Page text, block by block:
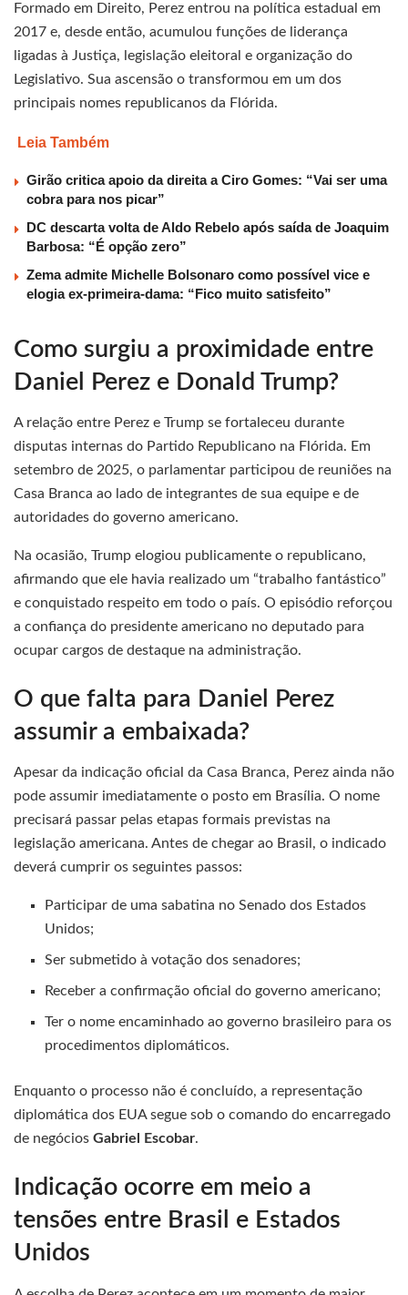
Formado em Direito, Perez entrou na política estadual em
2017 e, desde então, acumulou funções de liderança
ligadas à Justiça, legislação eleitoral e organização do
Legislativo. Sua ascensão o transformou em um dos
principais nomes republicanos da Flórida.
Leia Também
Girão critica apoio da direita a Ciro Gomes: “Vai ser uma
cobra para nos picar”
DC descarta volta de Aldo Rebelo após saída de Joaquim
Barbosa: “É opção zero”
Zema admite Michelle Bolsonaro como possível vice e
elogia ex-primeira-dama: “Fico muito satisfeito”
Como surgiu a proximidade entre
Daniel Perez e Donald Trump?
A relação entre Perez e Trump se fortaleceu durante
disputas internas do Partido Republicano na Flórida. Em
setembro de 2025, o parlamentar participou de reuniões na
Casa Branca ao lado de integrantes de sua equipe e de
autoridades do governo americano.
Na ocasião, Trump elogiou publicamente o republicano,
afirmando que ele havia realizado um “trabalho fantástico”
e conquistado respeito em todo o país. O episódio reforçou
a confiança do presidente americano no deputado para
ocupar cargos de destaque na administração.
O que falta para Daniel Perez
assumir a embaixada?
Apesar da indicação oficial da Casa Branca, Perez ainda não
pode assumir imediatamente o posto em Brasília. O nome
precisará passar pelas etapas formais previstas na
legislação americana. Antes de chegar ao Brasil, o indicado
deverá cumprir os seguintes passos:
Participar de uma sabatina no Senado dos Estados
Unidos;
Ser submetido à votação dos senadores;
Receber a confirmação oficial do governo americano;
Ter o nome encaminhado ao governo brasileiro para os
procedimentos diplomáticos.
Enquanto o processo não é concluído, a representação
diplomática dos EUA segue sob o comando do encarregado
de negócios Gabriel Escobar.
Indicação ocorre em meio a
tensões entre Brasil e Estados
Unidos